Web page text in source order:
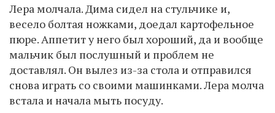
Лера молчала. Дима сидел на стульчике и,
весело болтая ножками, доедал картофельное
пюре. Аппетит у него был хороший, да и вообще
мальчик был послушный и проблем не
доставлял. Он вылез из-за стола и отправился
снова играть со своими машинками. Лера молча
встала и начала мыть посуду.